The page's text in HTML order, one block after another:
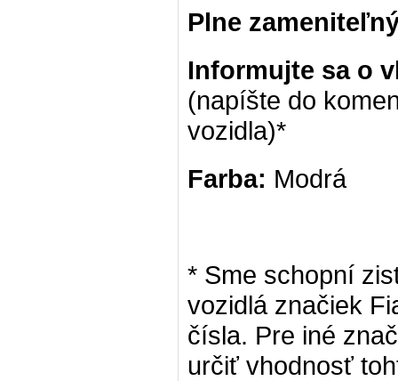
Plne
Informujte sa o
(napíšte do
vozidla)*
Farba: Modrá
* Sme schopní
vozidlá značiek
čísla. Pre iné
určiť vhodnosť